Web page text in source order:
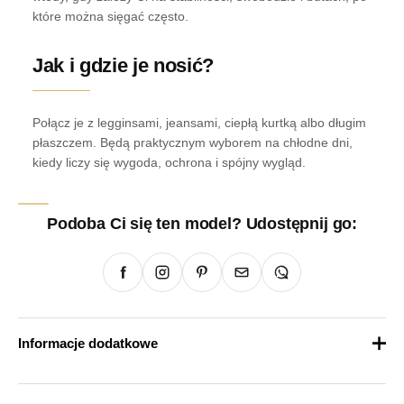
które można sięgać często.
Jak i gdzie je nosić?
Połącz je z legginsami, jeansami, ciepłą kurtką albo długim
płaszczem. Będą praktycznym wyborem na chłodne dni,
kiedy liczy się wygoda, ochrona i spójny wygląd.
Podoba Ci się ten model? Udostępnij go:
Informacje dodatkowe